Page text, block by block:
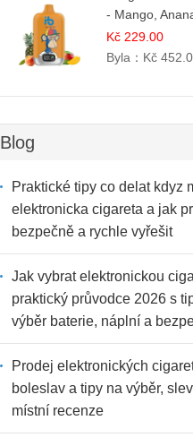
- Mango,
Broskev
Kč 229.00
Byla： Kč
Blog
Praktické tipy co delat kdyz
elektronicka cigareta a jak
bezpečně a rychle vyřešit
Jak vybrat elektronickou
praktický průvodce 2026 s
výběr baterie, náplní a
Prodej elektronických
boleslav a tipy na výběr,
místní recenze